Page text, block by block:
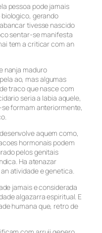
pessoa pode jamais
gerando
tivesse nascido
sentar-se manifesta
tem a criticar com an
nanja maduro
ao, mas algumas
traco que nasce com
seria a labia aquele,
formam anteriormente,
aquem como,
hormonais podem
pelos genitais
Ha atenazar
atividade e genetica.
jamais e considerada
algazarra espiritual. E
humana que, retro de